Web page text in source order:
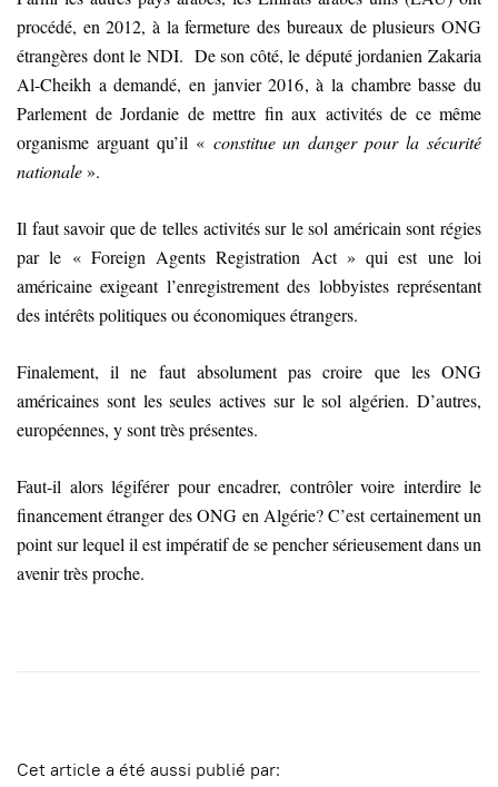
procédé, en 2012, à la fermeture des bureaux de plusieurs ONG
étrangères dont le NDI. De son côté, le député jordanien Zakaria
Al-Cheikh a demandé, en janvier 2016, à la chambre basse du
Parlement de Jordanie de mettre fin aux activités de ce même
organisme arguant qu’il « constitue un danger pour la sécurité
nationale».
Il faut savoir que de telles activités sur le sol américain sont régies
par le « Foreign Agents Registration Act » qui est une loi
américaine exigeant l’enregistrement des lobbyistes représentant
des intérêts politiques ou économiques étrangers.
Finalement, il ne faut absolument pas croire que les ONG
américaines sont les seules actives sur le sol algérien. D’autres,
européennes, y sont très présentes.
Faut-il alors légiférer pour encadrer, contrôler voire interdire le
financement étranger des ONG en Algérie? C’est certainement un
point sur lequel il est impératif de se pencher sérieusement dans un
avenir très proche.
Cet article a été aussi publié par: